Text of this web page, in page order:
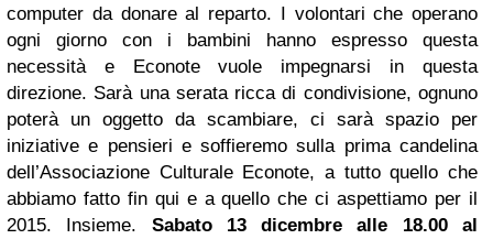
computer da donare al reparto. I volontari che operano
ogni giorno con i bambini hanno espresso questa
necessità e Econote vuole impegnarsi in questa
direzione. Sarà una serata ricca di condivisione, ognuno
poterà un oggetto da scambiare, ci sarà spazio per
iniziative e pensieri e soffieremo sulla prima candelina
dell’Associazione Culturale Econote, a tutto quello che
abbiamo fatto fin qui e a quello che ci aspettiamo per il
2015. Insieme. Sabato 13 dicembre alle 18.00 al